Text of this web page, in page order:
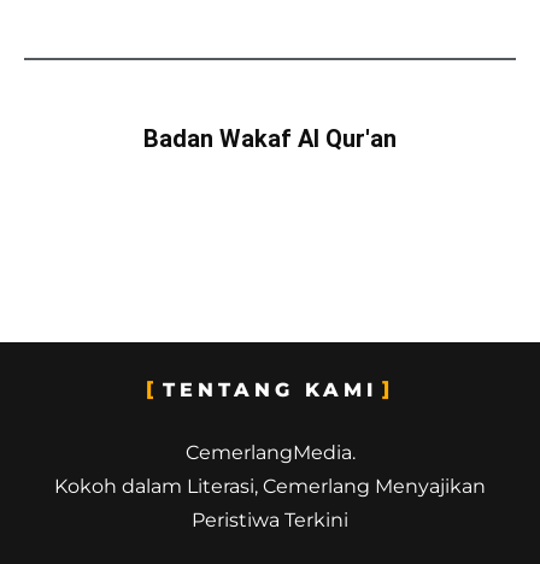
Badan Wakaf Al Qur'an
TENTANG KAMI
CemerlangMedia.
Kokoh dalam Literasi, Cemerlang Menyajikan
Peristiwa Terkini